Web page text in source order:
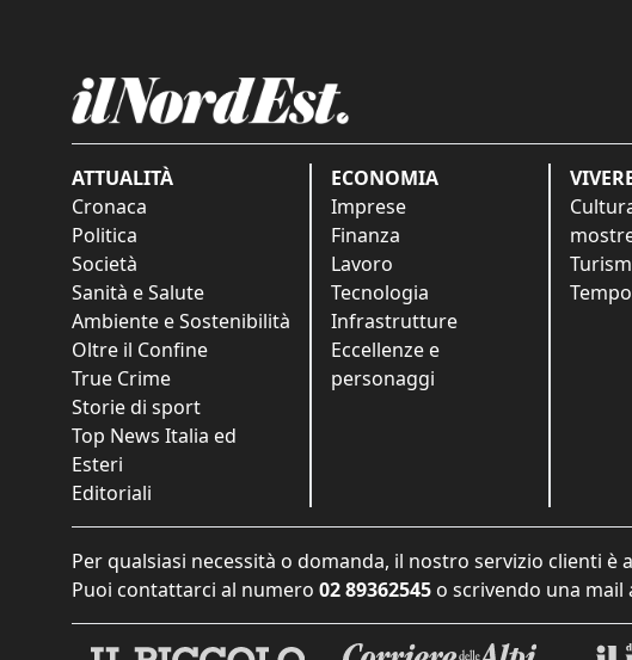
ATTUALITÀ
Cronaca
Politica
Società
Sanità e Salute
Ambiente e Sostenibilità
Oltre il Confine
True Crime
Storie di sport
Top News Italia ed
Esteri
Editoriali
ECONOMIA
Imprese
Finanza
Lavoro
Tecnologia
Infrastrutture
Eccellenze e
personaggi
Per qualsiasi necessità o domanda, il nostro servizio clienti è
Puoi contattarci al numero 02 89362545 o scrivendo una mail